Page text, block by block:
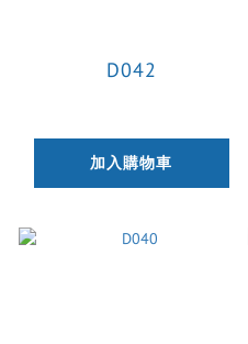
D042
加入購物車